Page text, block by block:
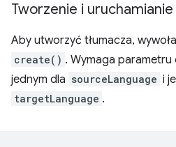
Tworzenie i uruchamianie
Aby utworzyć tłumacza,
create() . Wymaga
jednym dla sourceLanguage i
targetLanguage .